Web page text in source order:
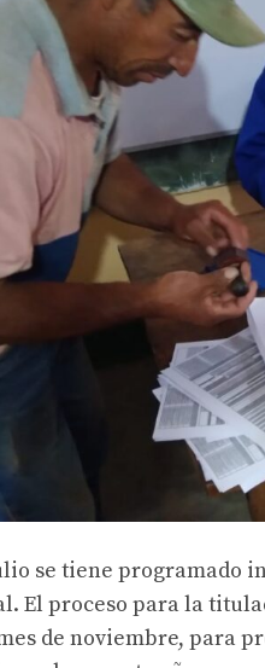
se tiene programado
El proceso para la
de noviembre, para